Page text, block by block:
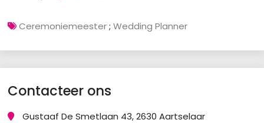
Ceremoniemeester;Wedding Planner
Contacteer ons
Gustaaf De Smetlaan 43, 2630 Aartselaar